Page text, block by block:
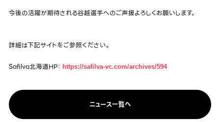
今後の活躍が期待される谷越選手へのご声援よろしくお願いします。
詳細は下記サイトをご参照ください。
Safilva北海道HP： https://safilva-vc.com/archives/594
ニュース一覧へ